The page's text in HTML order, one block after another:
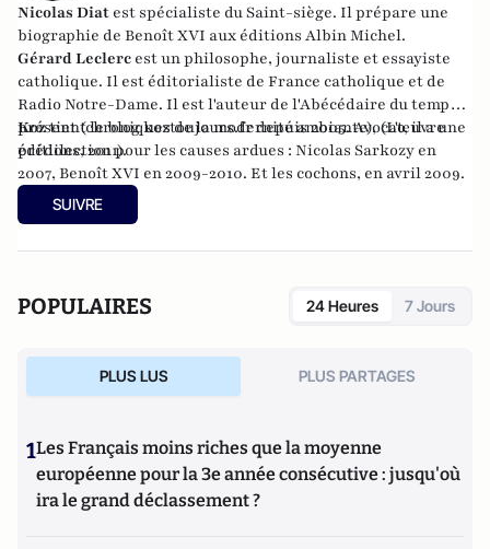
Nicolas Diat est spécialiste du Saint-siège. Il prépare une
biographie de Benoît XVI aux éditions Albin Michel.
Gérard Leclerc est un philosophe, journaliste et essayiste
catholique. Il est éditorialiste de France catholique et de
Radio Notre-Dame. Il est l'auteur de l'Abécédaire du temps
présent (chroniques de la modernité ambiante), (L'œuvre
éditions, 2011).
Koztient le blogkoztoujours.frdepuis 2005. Avocat, il a une
prédilection pour les causes ardues : Nicolas Sarkozy en
2007, Benoît XVI en 2009-2010. Et les cochons, en avril 2009.
SUIVRE
POPULAIRES 24 Heures 7 Jours
PLUS LUS PLUS PARTAGES
1Les Français moins riches que la moyenne
européenne pour la 3e année consécutive : jusqu'où
ira le grand déclassement ?